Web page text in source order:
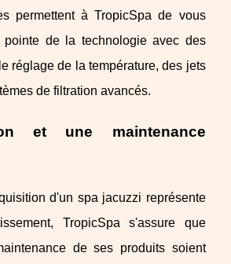
permettent à TropicSpa de vous
de la technologie avec des
réglage de la température, des jets
de filtration avancés.
et une maintenance
d'un spa jacuzzi représente
TropicSpa s'assure que
de ses produits soient